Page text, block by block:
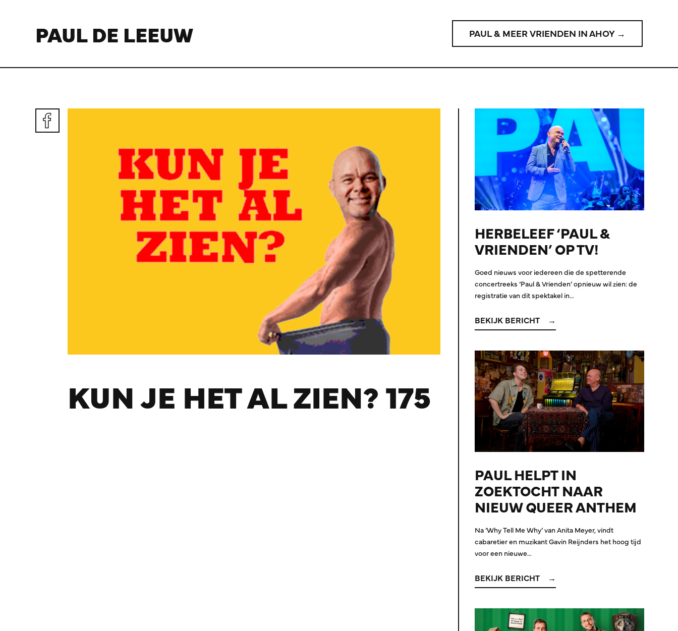
PAUL DE LEEUW PAUL & MEER VRIENDEN IN AHOY →
KUN JE HET AL ZIEN? 175
HERBELEEF ‘PAUL &
VRIENDEN’ OP TV!
Goed nieuws voor iedereen die de spetterende
concertreeks ‘Paul & Vrienden’ opnieuw wil zien: de
registratie van dit spektakel in…
BEKIJK BERICHT
PAUL HELPT IN
ZOEKTOCHT NAAR
NIEUW QUEER ANTHEM
Na ‘Why Tell Me Why’ van Anita Meyer, vindt
cabaretier en muzikant Gavin Reijnders het hoog tijd
voor een nieuwe…
BEKIJK BERICHT